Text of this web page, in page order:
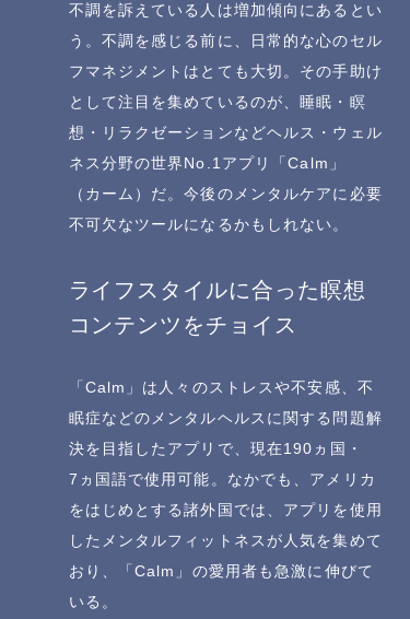
不調を訴えている人は増加傾向にあるとい
う。不調を感じる前に、日常的な心のセル
フマネジメントはとても大切。その手助け
として注目を集めているのが、睡眠・瞑
想・リラクゼーションなどヘルス・ウェル
ネス分野の世界No.1アプリ「Calm」
（カーム）だ。今後のメンタルケアに必要
不可欠なツールになるかもしれない。
ライフスタイルに合った瞑想
コンテンツをチョイス
「Calm」は人々のストレスや不安感、不
眠症などのメンタルヘルスに関する問題解
決を目指したアプリで、現在190ヵ国・
7ヵ国語で使用可能。なかでも、アメリカ
をはじめとする諸外国では、アプリを使用
したメンタルフィットネスが人気を集めて
おり、「Calm」の愛用者も急激に伸びて
いる。